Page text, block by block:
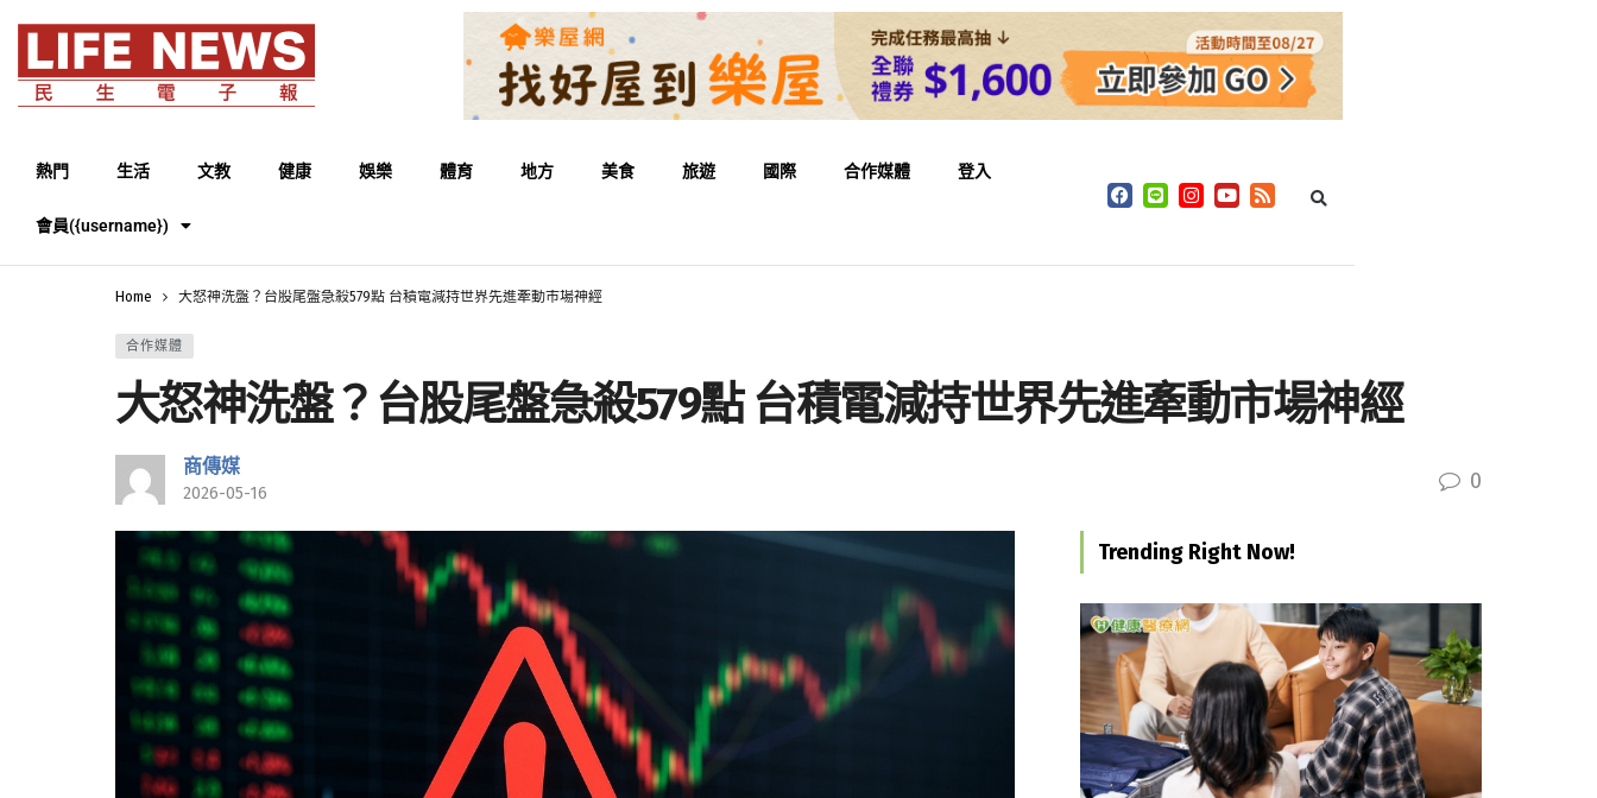
熱門 生活 文教 健康 娛樂 體育 地方 美食 旅遊 國際 合作媒體 登入
會員({username})
Home 大怒神洗盤？台股尾盤急殺579點 台積電減持世界先進牽動市場神經
合作媒體
大怒神洗盤？台股尾盤急殺579點 台積電減持世界先進牽動市場神經
商傳媒
2026-05-16 0
Trending Right Now!